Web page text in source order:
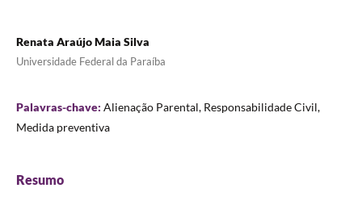
Renata Araújo Maia Silva
Universidade Federal da Paraíba
Palavras-chave: Alienação Parental, Responsabilidade Civil,
Medida preventiva
Resumo